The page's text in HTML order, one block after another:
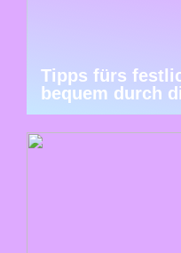
Tipps fürs
bequem durch